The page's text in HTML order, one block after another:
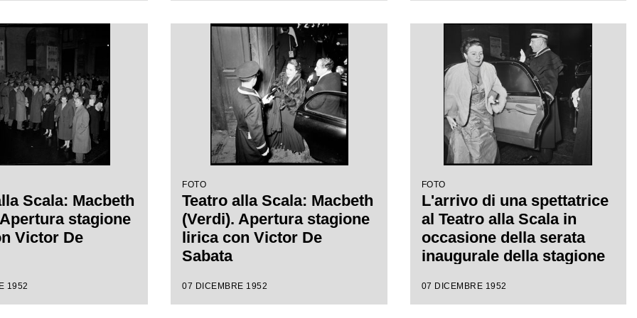
la regia di
Sabata, con la regia di
Carl Ebert
Sabata, con la regia di
Carl Ebert
Scala: Macbeth
stagione
Victor De
1952
FOTO
Teatro alla Scala: Macbeth
(Verdi). Apertura stagione
lirica con Victor De
Sabata
07 DICEMBRE 1952
FOTO
L'arrivo di una spettatrice
al Teatro alla Scala in
occasione della serata
inaugurale della stagione
l'opera "Macbeth" di
07 DICEMBRE 1952